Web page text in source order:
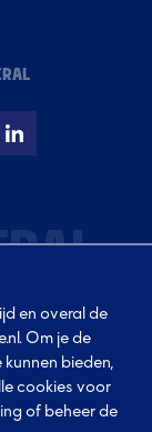
en overal de
Om je de
bieden,
cookies voor
of beheer de